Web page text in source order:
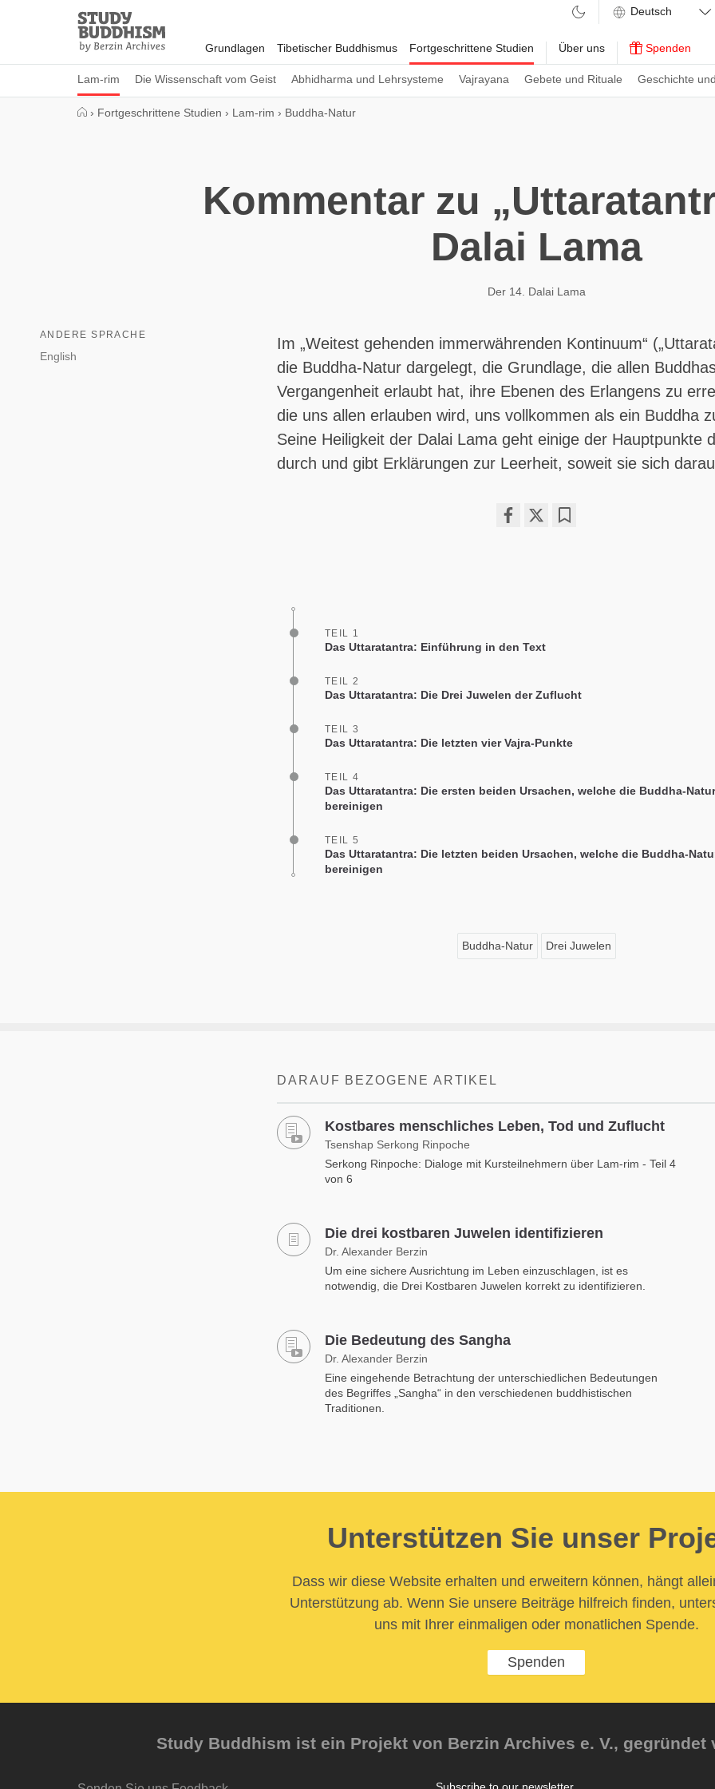
Study
Buddhism
Home
Grundlagen Tibetischer Buddhismus Fortgeschrittene Studien
Lam-rim Die Wissenschaft vom Geist Abhidharma und Lehrsysteme Vajrayana Gebete und Rituale Geschichte
Über uns Spenden
› Fortgeschrittene Studien › Lam-rim › Buddha-Natur
Kommentar zu
Dalai Lama
Der 14. Dalai Lama
ANDERE SPRACHE
English
Im „Weitest gehenden immerwährenden Kontinuum“
die Buddha-Natur dargelegt, die Grundlage, die allen
Vergangenheit erlaubt hat, ihre Ebenen des Erlangens zu
die uns allen erlauben wird, uns vollkommen als ein Buddha
Seine Heiligkeit der Dalai Lama geht einige der Hauptpunkte
durch und gibt Erklärungen zur Leerheit, soweit sie sich
TEIL 1
Das Uttaratantra: Einführung in den Text
TEIL 2
Das Uttaratantra: Die Drei Juwelen der Zuflucht
TEIL 3
Das Uttaratantra: Die letzten vier Vajra-Punkte
TEIL 4
Das Uttaratantra: Die ersten beiden Ursachen, welche die Buddha-Natur
bereinigen
TEIL 5
Das Uttaratantra: Die letzten beiden Ursachen, welche die Buddha-
bereinigen
Buddha-Natur Drei Juwelen
DARAUF BEZOGENE ARTIKEL
Kostbares menschliches Leben, Tod und Zuflucht
Tsenshap Serkong Rinpoche
Serkong Rinpoche: Dialoge mit Kursteilnehmern über Lam-rim - Teil 4
von 6
Die drei kostbaren Juwelen identifizieren
Dr. Alexander Berzin
Um eine sichere Ausrichtung im Leben einzuschlagen, ist es
notwendig, die Drei Kostbaren Juwelen korrekt zu identifizieren.
Die Bedeutung des Sangha
Dr. Alexander Berzin
Eine eingehende Betrachtung der unterschiedlichen Bedeutungen
des Begriffes „Sangha“ in den verschiedenen buddhistischen
Traditionen.
Unterstützen Sie unser
Dass wir diese Website erhalten und erweitern können, hängt
Unterstützung ab. Wenn Sie unsere Beiträge hilfreich finden,
uns mit Ihrer einmaligen oder monatlichen Spende.
Spenden
Study Buddhism ist ein Projekt von Berzin Archives e. V., gegründet
Subscribe to our newsletter